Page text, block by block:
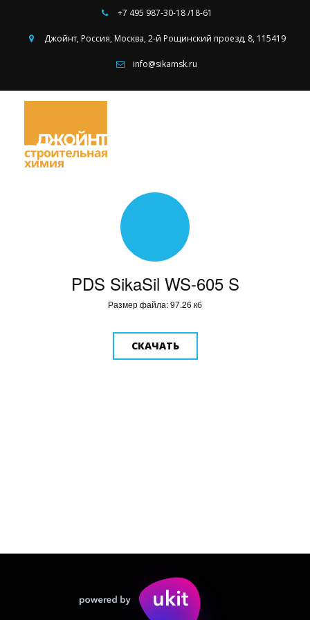
+7 495 987-30-18 /18-61
Джойнт, Россия, Москва,2-й Рощинский проезд, 8, 115419
info@sikamsk.ru
PDS SikaSil WS-605 S
Размер файла: 97.26 кб
СКАЧАТЬ